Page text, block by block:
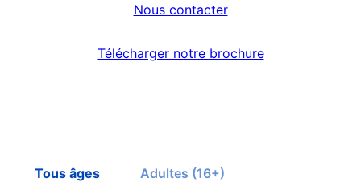
Nous contacter
Télécharger notre brochure
Tous âges Adultes (16+)